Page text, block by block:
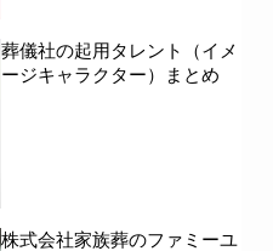
葬儀社の起用タレント（イメ
ージキャラクター）まとめ
株式会社家族葬のファミーユ